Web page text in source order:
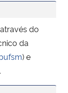
do
da
) e